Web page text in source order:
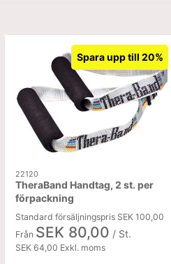
Spara upp till 20%
22120
TheraBand Handtag, 2 st. per
förpackning
Standard försäljningspris SEK 100,00
Från SEK 80,00 / St.
SEK 64,00 Exkl. moms